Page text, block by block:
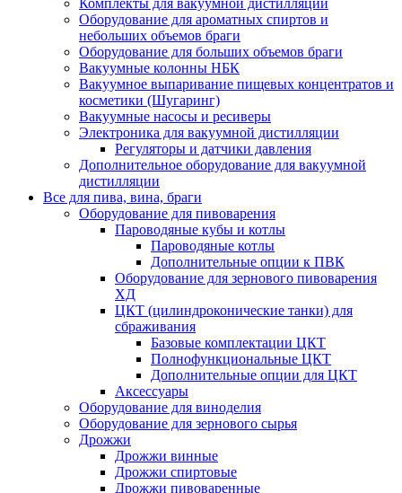
Оборудование для ароматных спиртов и
небольших объемов браги
Оборудование для больших объемов браги
Вакуумные колонны НБК
Вакуумное выпаривание пищевых концентратов и
косметики (Шугаринг)
Вакуумные насосы и ресиверы
Электроника для вакуумной дистилляции
Регуляторы и датчики давления
Дополнительное оборудование для вакуумной
дистилляции
Все для пива, вина, браги
Оборудование для пивоварения
Пароводяные кубы и котлы
Пароводяные котлы
Дополнительные опции к ПВК
Оборудование для зернового пивоварения
ХД
ЦКТ (цилиндроконические танки) для
сбраживания
Базовые комплектации ЦКТ
Полнофункциональные ЦКТ
Дополнительные опции для ЦКТ
Аксессуары
Оборудование для виноделия
Оборудование для зернового сырья
Дрожжи
Дрожжи винные
Дрожжи спиртовые
Дрожжи пивоваренные